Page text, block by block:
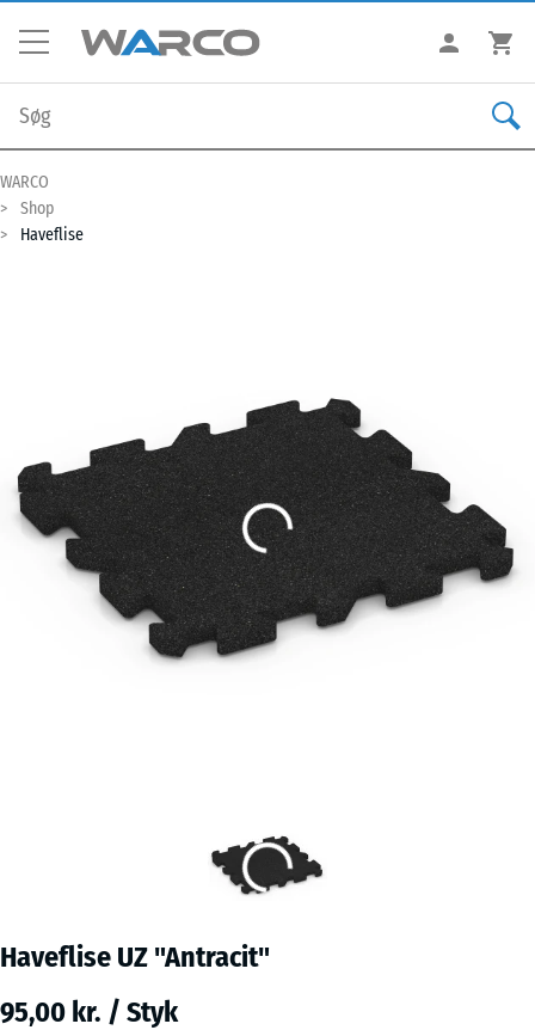
WARCO
Shop
Haveflise
Haveflise UZ "Antracit"
95,00 kr. / Styk